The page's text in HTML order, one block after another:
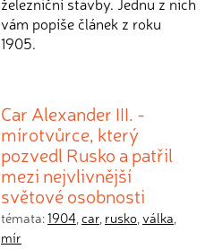
vám popíše článek z roku
1905.
Car Alexander III. -
mírotvůrce, který
pozvedl Rusko a patřil
mezi nejvlivnější
světové osobnosti
témata:1904,car, rusko,válka,
mír